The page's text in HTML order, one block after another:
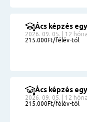
Ács képzés
2026. 09. 05. | 12
215.000Ft/félév-tól
Ács képzés
2026. 09. 05. | 12
215.000Ft/félév-tól